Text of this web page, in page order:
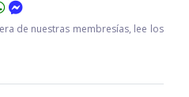
de nuestras membresías, lee los